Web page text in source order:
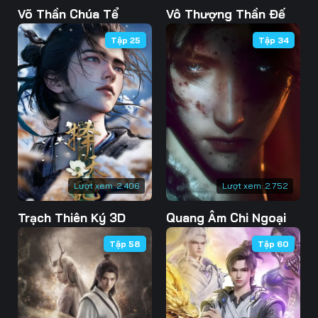
124 126
130 131
133 134 135
136 137 138
139 140
142 143 144
145 146 147
148 150
151 152 153
Võ Thần Chúa Tể Vô Thượng Thần Đế
Lượt xem:2.406
Tập 25
Trạch Thiên Ký 3D
Lượt xem: 2.752
Tập 34
Quang Âm Chi Ngoại
Tập 58 Tập 60